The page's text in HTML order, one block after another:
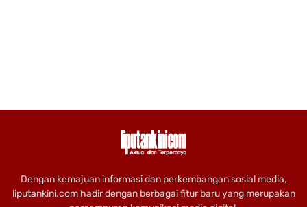
Dengan kemajuan informasi dan perkembangan sosial media,
liputankini.com hadir dengan berbagai fitur baru yang merupakan